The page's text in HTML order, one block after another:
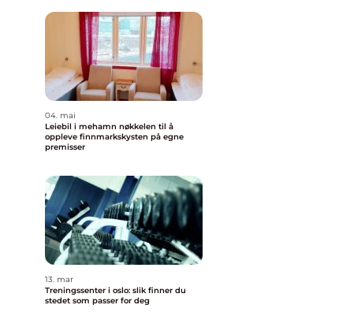
04. mai
Leiebil i mehamn nøkkelen til å
oppleve finnmarkskysten på egne
premisser
13. mar
Treningssenter i oslo: slik finner du
stedet som passer for deg